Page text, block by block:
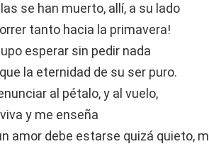
se han muerto, allí, a su lado
tanto hacia la primavera!
esperar sin pedir nada
la eternidad de su ser puro.
al pétalo, y al vuelo,
y me enseña
amor debe estarse quizá quieto,